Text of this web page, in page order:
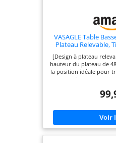
VASAGLE Table
Plateau Relevable,
avec Rangement
Caché, Marron
[Design à plateau
hauteur du plateau de
la position idéale pour
tout en étant
basse [Rangement
un accès facile aux
compartiments cachés
de ranger les
objets bien organisés